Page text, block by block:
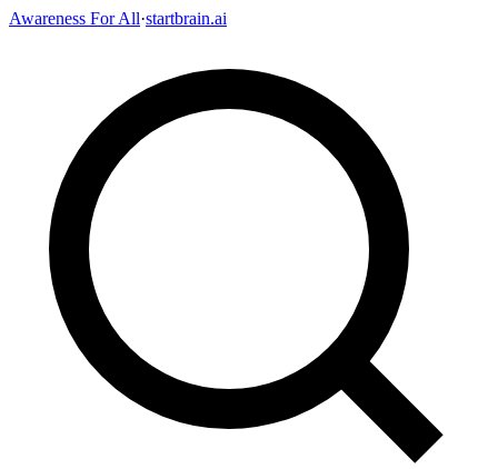
Awareness For All·startbrain.ai